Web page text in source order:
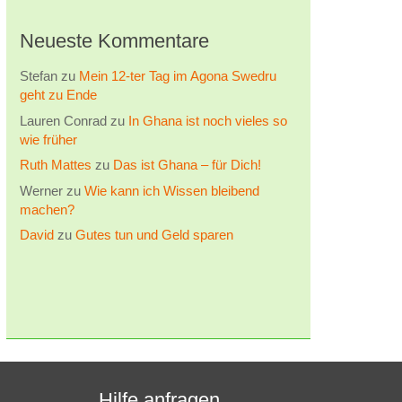
Neueste Kommentare
Stefanzu Mein 12-ter Tag im Agona Swedru
geht zu Ende
Lauren Conradzu In Ghana ist noch vieles so
wie früher
Ruth Mattes zu Das ist Ghana – für Dich!
Wernerzu Wie kann ich Wissen bleibend
machen?
Davidzu Gutes tun und Geld sparen